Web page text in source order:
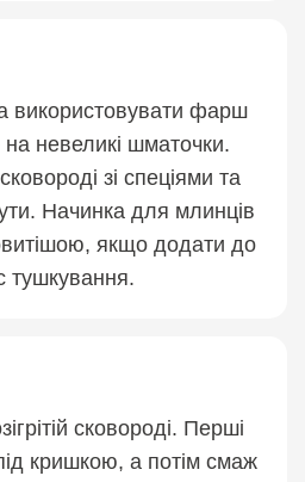
використовувати фарш
невеликі шматочки.
зі спеціями та
Начинка для млинців
якщо додати до
тушкування.
сковороді. Перші
кришкою, а потім смаж